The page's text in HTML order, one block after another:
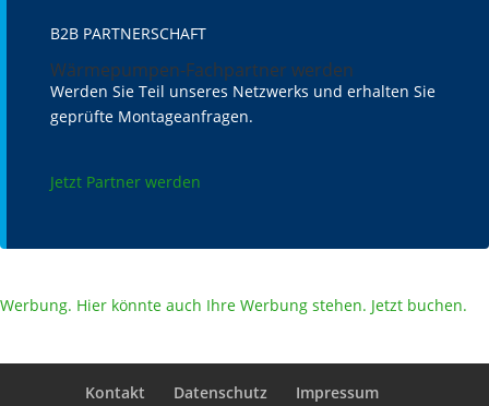
B2B PARTNERSCHAFT
Wärmepumpen-Fachpartner werden
Werden Sie Teil unseres Netzwerks und erhalten Sie
geprüfte Montageanfragen.
Jetzt Partner werden
Werbung. Hier könnte auch Ihre Werbung stehen. Jetzt buchen.
Kontakt Datenschutz Impressum